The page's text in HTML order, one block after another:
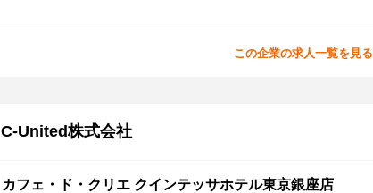
この企業の求人一覧を見る
C‐United株式会社
カフェ・ド・クリエ クインテッサホテル東京銀座店